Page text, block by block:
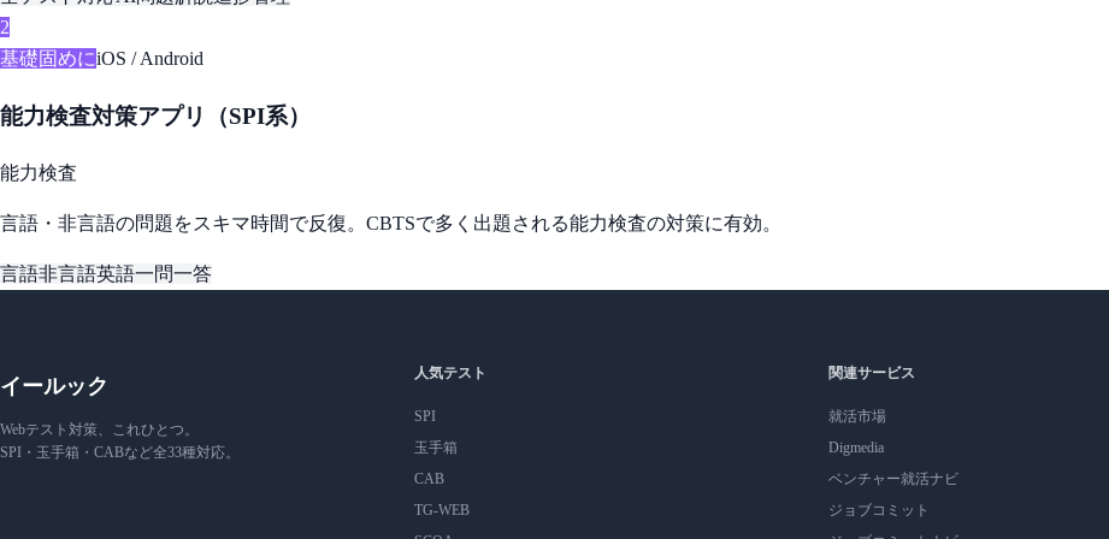
2
基礎固めにiOS / Android
能力検査対策アプリ（SPI系）
能力検査
言語・非言語の問題をスキマ時間で反復。CBTSで多く出題される能力検査の対策に有効。
言語非言語英語一問一答
イールック
Webテスト対策、これひとつ。
SPI・玉手箱・CABなど全33種対応。
人気テスト
SPI
玉手箱
CAB
TG-WEB
関連サービス
就活市場
Digmedia
ベンチャー就活ナビ
ジョブコミット